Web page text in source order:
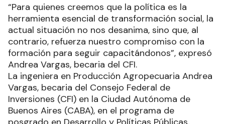
“Para quienes creemos que la política es la
herramienta esencial de transformación social, la
actual situación no nos desanima, sino que, al
contrario, refuerza nuestro compromiso con la
formación para seguir capacitándonos”, expresó
Andrea Vargas, becaria del CFI.
La ingeniera en Producción Agropecuaria Andrea
Vargas, becaria del Consejo Federal de
Inversiones (CFI) en la Ciudad Autónoma de
Buenos Aires (CABA), en el programa de